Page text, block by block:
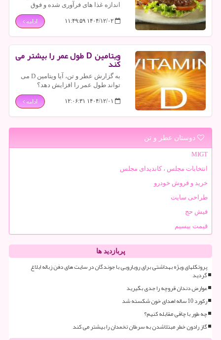
اندازه غذا های فرآوری شده و فوق
فرآوری شده ممکنست خطر افسردگی،
میگرن، زوال عقل و بیماری آلزایمر را
۱۴۰۴/۱۲/۰۲ ۱۱:۴۹:۵۹ ادامه
ویتامین D طول عمر را بیشتر می
کند
به گزارش عطر و تن، آیا ویتامین D می
تواند طول عمر را افزایش دهد؟
تحقیقات اخیر فواید بالقوه ویتامین D
برای سلامتی و نقشی که ممکنست در
ادامه
دوستان عطر و تن
MIGT
انتخابات مجلس ، کاندیدای مجلس
خرید و فروش خودرو
طراحی سایت
فیش حج
قیمت بیسیم
پربازدید ها
پروتکلهای ویژه بهداشتی برای رویارویی با جوندگان در سایت های دفن زباله ابلاغ
گردید
عوارض دندان قروچه را جدی بگیرید
رکورد 10 ساله اهدای خون شکسته شد
چه طور با چاقی مقابله کنیم؟
گاز رادون خطر مبتلاشدن به سرطان تخمدان را بیشتر می کند